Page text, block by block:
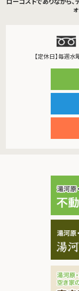
【定休日】毎週水